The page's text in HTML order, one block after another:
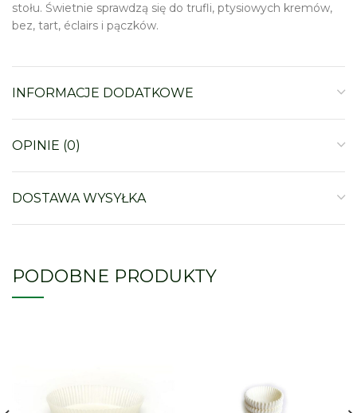
stołu. Świetnie sprawdzą się do trufli, ptysiowych kremów,
bez, tart, éclairs i pączków.
INFORMACJE DODATKOWE
OPINIE (0)
DOSTAWA WYSYŁKA
PODOBNE PRODUKTY